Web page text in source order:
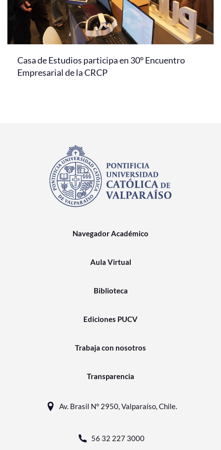
Casa de Estudios participa en 30° Encuentro
Empresarial de la CRCP
Navegador Académico
Aula Virtual
Biblioteca
Ediciones PUCV
Trabaja con nosotros
Transparencia
Av. Brasil N° 2950, Valparaíso, Chile.
56 32 227 3000